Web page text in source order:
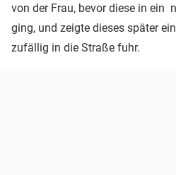
von der Frau, bevor diese in ein
ging, und zeigte dieses später
zufällig in die Straße fuhr.